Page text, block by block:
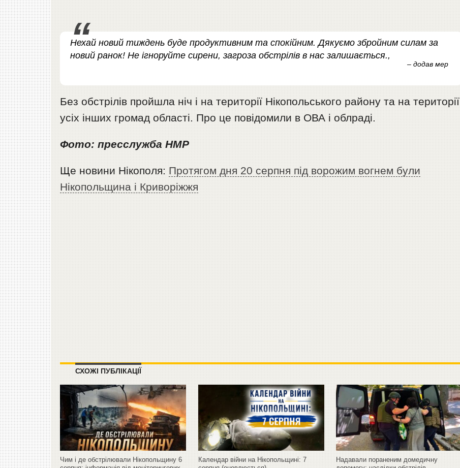
Нехай новий тиждень буде продуктивним та спокійним. Дякуємо збройним силам за
новий ранок! Не ігноруйте сирени, загроза обстрілів в нас залишається.,
– додав мер
Без обстрілів пройшла ніч і на території Нікопольського району та на території
усіх інших громад області. Про це повідомили в ОВА і облраді.
Фото: пресслужба НМР
Ще новини Нікополя: Протягом дня 20 серпня під ворожим вогнем були
Нікопольщина і Криворіжжя
СХОЖІ ПУБЛІКАЦІЇ
Чим і де обстрілювали Нікопольщину 6
Календар війни на Нікопольщині: 7
Надавали пораненим домедичну